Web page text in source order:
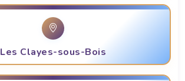
Les Clayes-sous-Bois